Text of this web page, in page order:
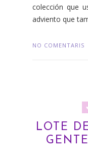
colección que
adviento que
NO COMENTARIS
LOTE